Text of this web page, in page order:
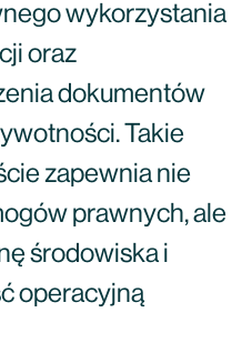
wykorzystania
oraz
dokumentów
Takie
zapewnia nie
prawnych, ale
środowiska i
operacyjną